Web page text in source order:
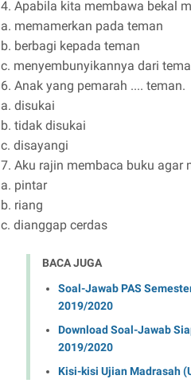
4. Apabila kita membawa bekal
a. memamerkan pada teman
b. berbagi kepada teman
c. menyembunyikannya dari
6. Anak yang pemarah .... teman.
a. disukai
b. tidak disukai
c. disayangi
7. Aku rajin membaca buku agar
a. pintar
b. riang
c. dianggap cerdas
BACA JUGA
Soal-Jawab PAS
2019/2020
Download Soal-Jawab
2019/2020
Kisi-kisi Ujian Madrasah